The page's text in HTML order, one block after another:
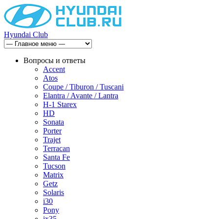
Hyundai Club
Вопросы и ответы
Accent
Atos
Coupe / Tiburon / Tuscani
Elantra / Avante / Lantra
H-1 Starex
HD
Sonata
Porter
Trajet
Terracan
Santa Fe
Tucson
Matrix
Getz
Solaris
i30
Pony